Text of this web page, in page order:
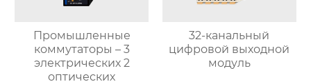
Промышленные
коммутаторы – 3
электрических 2
оптических
32-канальный
цифровой выходной
модуль